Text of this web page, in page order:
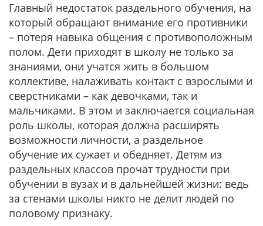
Главный недостаток раздельного обучения, на
который обращают внимание его противники
– потеря навыка общения с противоположным
полом. Дети приходят в школу не только за
знаниями, они учатся жить в большом
коллективе, налаживать контакт с взрослыми и
сверстниками – как девочками, так и
мальчиками. В этом и заключается социальная
роль школы, которая должна расширять
возможности личности, а раздельное
обучение их сужает и обедняет. Детям из
раздельных классов прочат трудности при
обучении в вузах и в дальнейшей жизни: ведь
за стенами школы никто не делит людей по
половому признаку.